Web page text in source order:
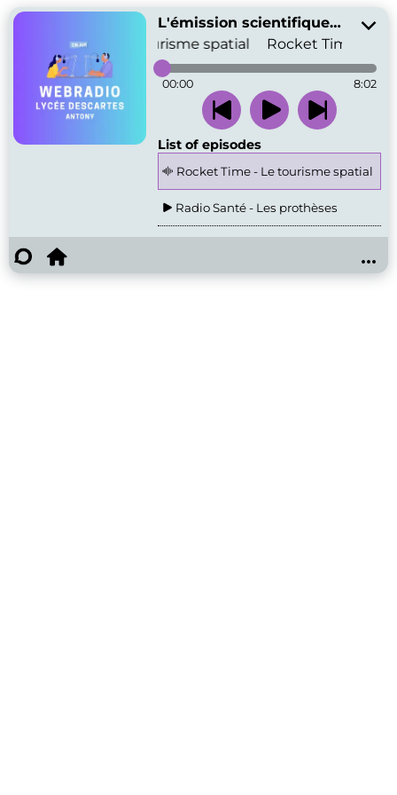
L'émission scientifique des 1G6
Rocket Time - Le tourisme spatial
Rocket Time - Le
00:00 8:02
List of episodes
Rocket Time - Le tourisme spatial
Radio Santé - Les prothèses
France Débat - Les nouveaux
...